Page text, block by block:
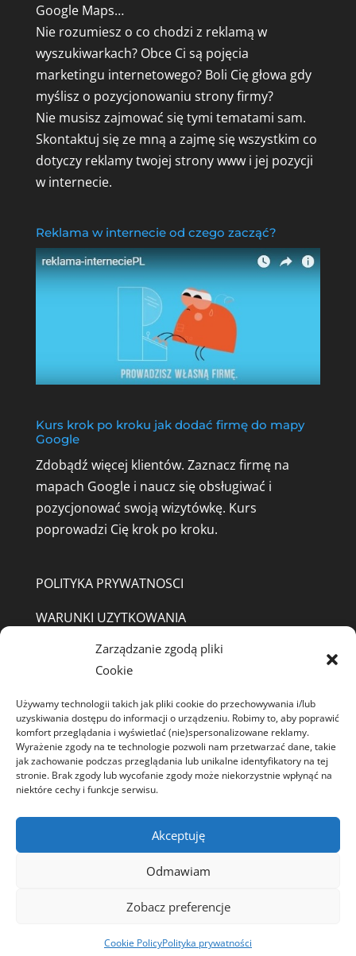
Zarządzanie zgodą pliki
Cookie
Używamy technologii takich jak pliki cookie do przechowywania i/lub
uzyskiwania dostępu do informacji o urządzeniu. Robimy to, aby poprawić
komfort przeglądania i wyświetlać (nie)spersonalizowane reklamy.
Wyrażenie zgody na te technologie pozwoli nam przetwarzać dane, takie
jak zachowanie podczas przeglądania lub unikalne identyfikatory na tej
stronie. Brak zgody lub wycofanie zgody może niekorzystnie wpłynąć na
niektóre cechy i funkcje serwisu.
Akceptuję
Odmawiam
Zobacz preferencje
Cookie PolicyPolityka prywatności
Google Maps…
Nie rozumiesz o co chodzi z reklamą w
wyszukiwarkach? Obce Ci są pojęcia
marketingu internetowego? Boli Cię głowa gdy
myślisz o pozycjonowaniu strony firmy?
Nie musisz zajmować się tymi tematami sam.
Skontaktuj się ze mną a zajmę się wszystkim co
dotyczy reklamy twojej strony www i jej pozycji
w internecie.
Reklama w internecie od czego zacząć?
Kurs krok po kroku jak dodać firmę do mapy
Google
Zdobądź więcej klientów. Zaznacz firmę na
mapach Google i naucz się obsługiwać i
pozycjonować swoją wizytówkę. Kurs
poprowadzi Cię krok po kroku.
POLITYKA PRYWATNOSCI
WARUNKI UZYTKOWANIA
REGULAMIN SKLEP
Jeśli masz pytania pisz
info@reklama-internecie.pl
A3 Agata Eigner
ul. Fleminga 56a
03-176 Warszawa
Zaprojektowane przez Elegant Themes
Obsługiwane przezWordPress